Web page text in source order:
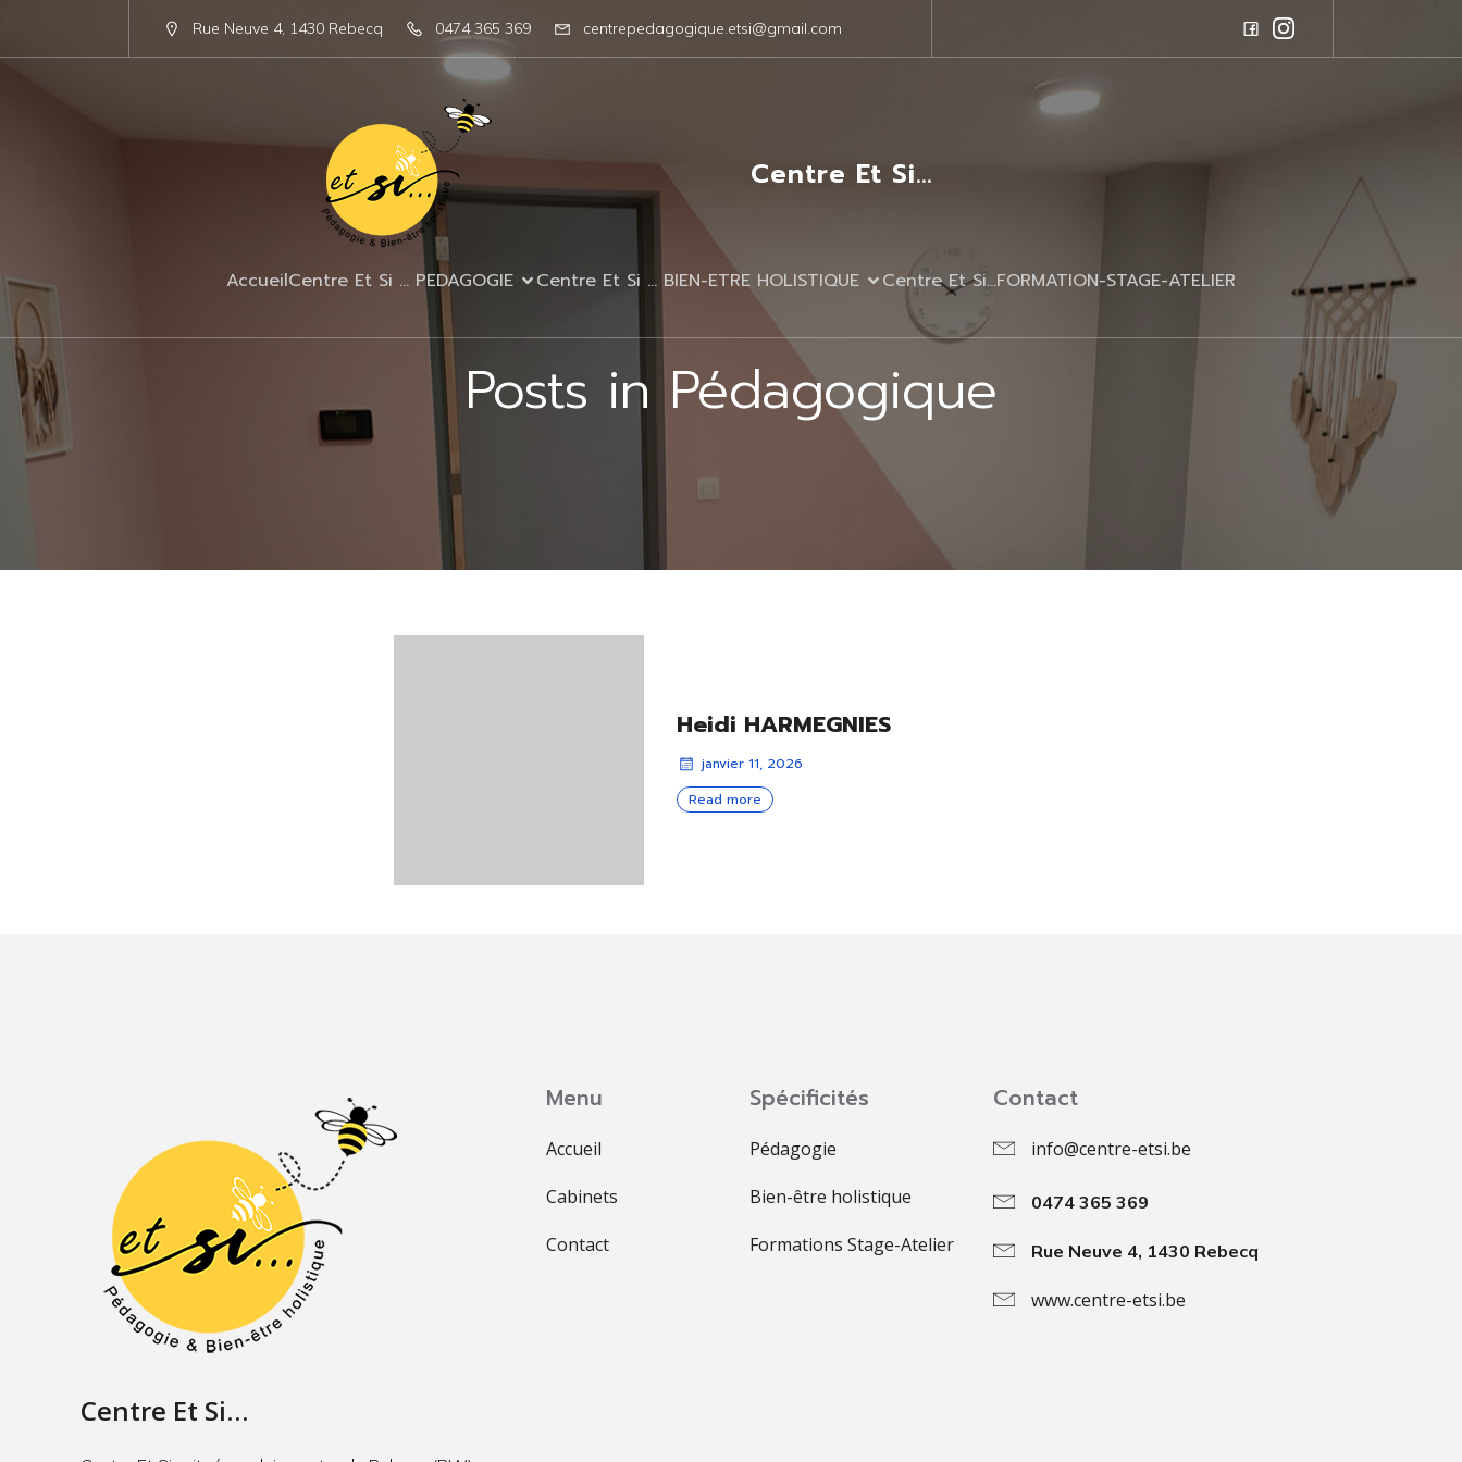
Rue Neuve 4, 1430 Rebecq 0474 365 369 centrepedagogique.etsi@gmail.com
Centre Et Si…
AccueilCentre Et Si … PEDAGOGIE Centre Et Si … BIEN-ETRE HOLISTIQUE Centre Et Si…FORMATION-STAGE-ATELIER
Posts in Pédagogique
Heidi HARMEGNIES
janvier 11, 2026
Read more
Centre Et Si…
Menu
Accueil
Cabinets
Contact
Spécificités
Pédagogie
Bien-être holistique
Formations Stage-Atelier
Contact
info@centre-etsi.be
0474 365 369
Rue Neuve 4, 1430 Rebecq
www.centre-etsi.be